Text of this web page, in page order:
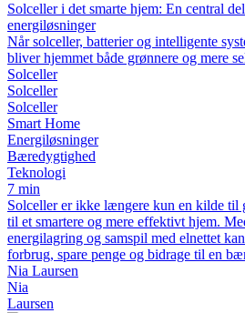
Solceller i det smarte hjem: En central
energiløsninger
Når solceller, batterier og intelligente
bliver hjemmet både grønnere og mere
Solceller
Solceller
Solceller
Smart Home
Energiløsninger
Bæredygtighed
Teknologi
7 min
Solceller er ikke længere kun en kilde til
til et smartere og mere effektivt hjem.
energilagring og samspil med elnettet
forbrug, spare penge og bidrage til en
Nia Laursen
Nia
Laursen